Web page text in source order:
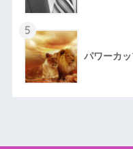
5
パワーカ